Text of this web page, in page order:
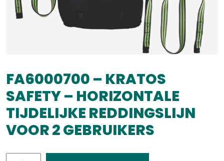
FA6000700 – KRATOS
SAFETY – HORIZONTALE
TIJDELIJKE REDDINGSLIJN
VOOR 2 GEBRUIKERS